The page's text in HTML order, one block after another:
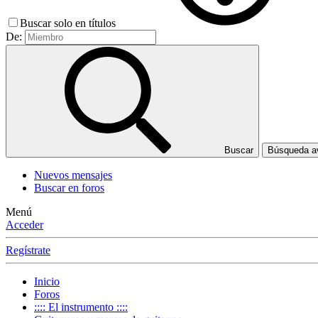
Buscar solo en títulos
De:
Buscar Búsqueda
Nuevos mensajes
Buscar en foros
Menú
Acceder
Regístrate
Inicio
Foros
:::: El instrumento ::::